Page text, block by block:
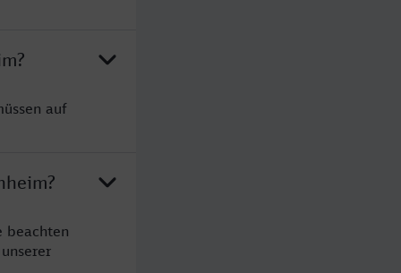
auf
beachten